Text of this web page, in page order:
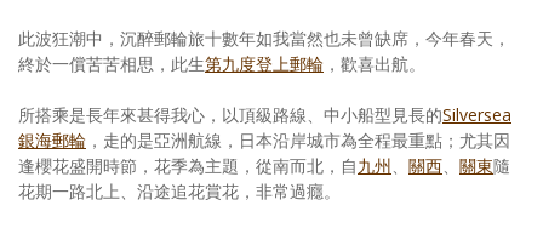
此波狂潮中，沉醉郵輪旅十數年如我當然也未曾缺席，今年春天，
終於一償苦苦相思，此生第九度登上郵輪 ，歡喜出航。
所搭乘是長年來甚得我心，以頂級路線、中小船型見長的Silversea
銀海郵輪 ，走的是亞洲航線，日本沿岸城市為全程最重點；尤其因
逢櫻花盛開時節，花季為主題，從南而北，自九州、 關西、 關東隨
花期一路北上、沿途追花賞花，非常過癮。